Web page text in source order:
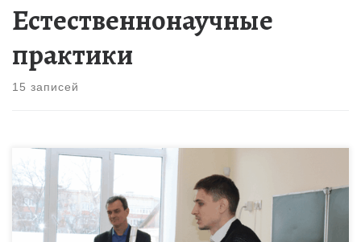
Естественнонаучные
практики
15 записей
Программа «Экспериментальная физика» призвана научит